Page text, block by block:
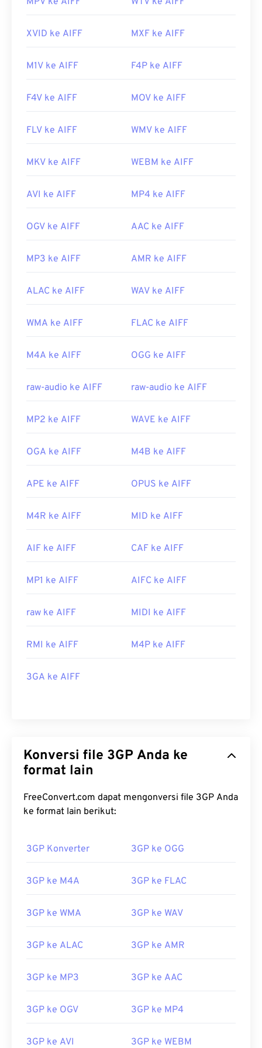
https://www.lifewire.com/aiff-aif-aifc-files-
XVID ke AIFF MXF ke AIFF
M1V ke AIFF F4P ke AIFF
F4V ke AIFF MOV ke AIFF
FLV ke AIFF WMV ke AIFF
MKV ke AIFF WEBM ke AIFF
AVI ke AIFF MP4 ke AIFF
OGV ke AIFF AAC ke AIFF
MP3 ke AIFF AMR ke AIFF
ALAC ke AIFF WAV ke AIFF
WMA ke AIFF FLAC ke AIFF
M4A ke AIFF OGG ke AIFF
raw-audio ke AIFF raw-audio ke AIFF
MP2 ke AIFF WAVE ke AIFF
OGA ke AIFF M4B ke AIFF
APE ke AIFF OPUS ke AIFF
M4R ke AIFF MID ke AIFF
AIF ke AIFF CAF ke AIFF
MP1 ke AIFF AIFC ke AIFF
raw ke AIFF MIDI ke AIFF
RMI ke AIFF M4P ke AIFF
3GA ke AIFF
Konversi file 3GP Anda ke
format lain
FreeConvert.com dapat mengonversi file 3GP Anda
ke format lain berikut:
3GP Konverter 3GP ke OGG
3GP ke M4A 3GP ke FLAC
3GP ke WMA 3GP ke WAV
3GP ke ALAC 3GP ke AMR
3GP ke MP3 3GP ke AAC
3GP ke OGV 3GP ke MP4
3GP ke AVI 3GP ke WEBM